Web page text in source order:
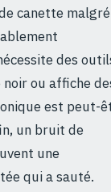
canette malgré
des
noir ou affiche
est peut-
un bruit de
une
qui a sauté.